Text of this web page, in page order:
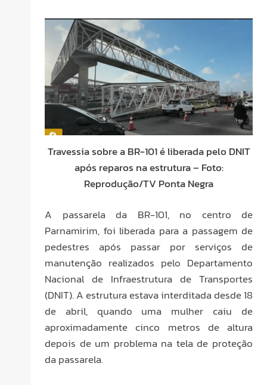
Travessia sobre a BR-101 é liberada pelo DNIT
após reparos na estrutura – Foto:
Reprodução/TV Ponta Negra
A passarela da BR-101, no centro de
Parnamirim, foi liberada para a passagem de
pedestres após passar por serviços de
manutenção realizados pelo Departamento
Nacional de Infraestrutura de Transportes
(DNIT). A estrutura estava interditada desde 18
de abril, quando uma mulher caiu de
aproximadamente cinco metros de altura
depois de um problema na tela de proteção
da passarela.